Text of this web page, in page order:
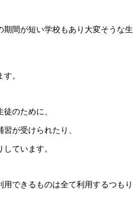
期間が短い学校もあり大変そうな生
。
のために、
が受けられたり、
ています。
できるものは全て利用するつもり